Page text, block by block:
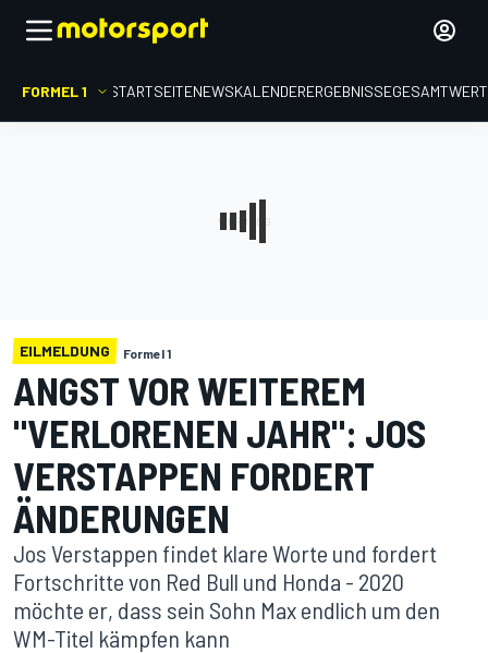
FORMEL 1 STARTSEITENEWSKALENDERERGEBNISSE
EILMELDUNG Formel 1
ANGST VOR WEITEREM
"VERLORENEN JAHR": JOS
VERSTAPPEN FORDERT
ÄNDERUNGEN
Jos Verstappen findet klare Worte und fordert
Fortschritte von Red Bull und Honda - 2020
möchte er, dass sein Sohn Max endlich um den
WM-Titel kämpfen kann